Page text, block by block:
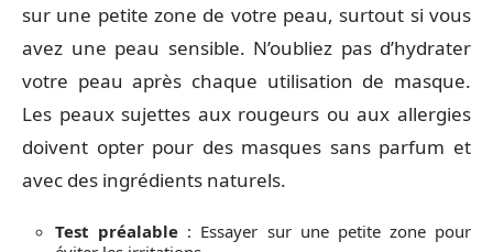
sur une petite zone de votre peau, surtout si vous
avez une peau sensible. N’oubliez pas d’hydrater
votre peau après chaque utilisation de masque.
Les peaux sujettes aux rougeurs ou aux allergies
doivent opter pour des masques sans parfum et
avec des ingrédients naturels.
Test préalable : Essayer sur une petite zone pour